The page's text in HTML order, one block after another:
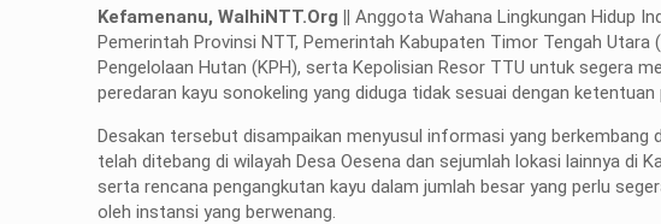
Kefamenanu, WalhiNTT.Org || Anggota Wahana Lingkungan Hidup
Pemerintah Provinsi NTT, Pemerintah Kabupaten Timor Tengah Utara
Pengelolaan Hutan (KPH), serta Kepolisian Resor TTU untuk segera
peredaran kayu sonokeling yang diduga tidak sesuai dengan
Desakan tersebut disampaikan menyusul informasi yang
telah ditebang di wilayah Desa Oesena dan sejumlah lokasi lainnya di
serta rencana pengangkutan kayu dalam jumlah besar yang perlu
oleh instansi yang berwenang.